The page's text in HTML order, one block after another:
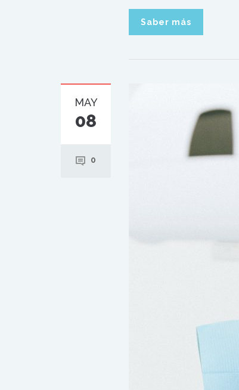
Saber más
MAY
08
0